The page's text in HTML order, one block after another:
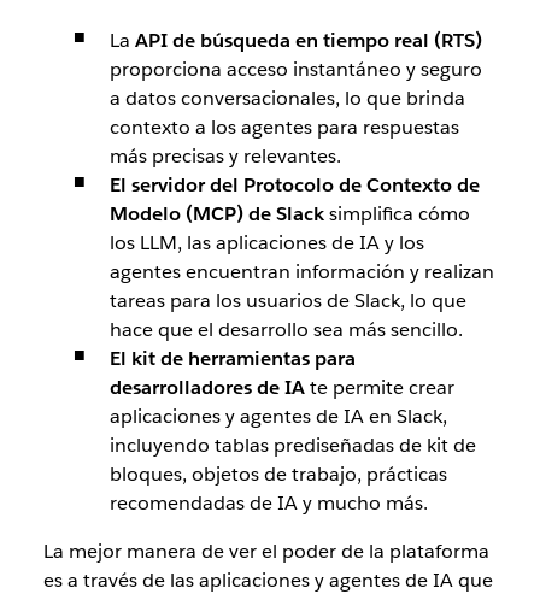
La API de búsqueda en tiempo real (RTS)
proporciona acceso instantáneo y seguro
a datos conversacionales, lo que brinda
contexto a los agentes para respuestas
más precisas y relevantes.
El servidor del Protocolo de Contexto de
Modelo (MCP) de Slacksimplifica cómo
los LLM, las aplicaciones de IA y los
agentes encuentran información y realizan
tareas para los usuarios de Slack, lo que
hace que el desarrollo sea más sencillo.
El kit de herramientas para
desarrolladores de IAte permite crear
aplicaciones y agentes de IA en Slack,
incluyendo tablas prediseñadas de kit de
bloques, objetos de trabajo, prácticas
recomendadas de IA y mucho más.
La mejor manera de ver el poder de la plataforma
es a través de las aplicaciones y agentes de IA que